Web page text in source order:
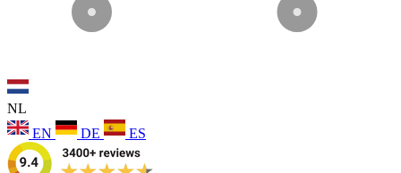
NL
EN
DE ES